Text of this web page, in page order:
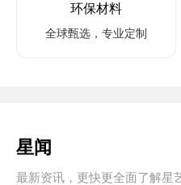
环保材料
全球甄选，专业定制
星闻
最新资讯，更快更全面了解星